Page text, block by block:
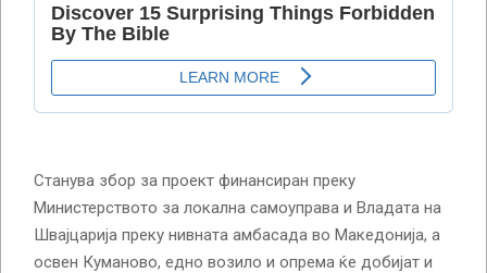
Станува збор за проект финансиран преку
Министерството за локална самоуправа и Владата на
Швајцарија преку нивната амбасада во Македонија, а
освен Куманово, едно возило и опрема ќе добијат и